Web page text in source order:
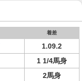
着差
1.09.2
1 1/4馬身
2馬身